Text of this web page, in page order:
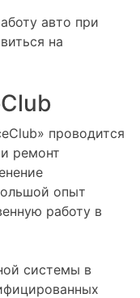
авто при
на
проводится
ремонт
опыт
работу в
системы в